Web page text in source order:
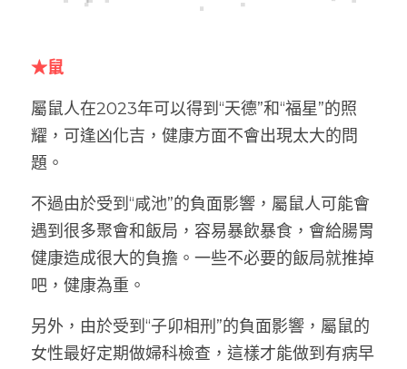
★鼠
屬鼠人在2023年可以得到“天德”和“福星”的照
耀，可逢凶化吉，健康方面不會出現太大的問
題。
不過由於受到“咸池”的負面影響，屬鼠人可能會
遇到很多聚會和飯局，容易暴飲暴食，會給腸胃
健康造成很大的負擔。一些不必要的飯局就推掉
吧，健康為重。
另外，由於受到“子卯相刑”的負面影響，屬鼠的
女性最好定期做婦科檢查，這樣才能做到有病早